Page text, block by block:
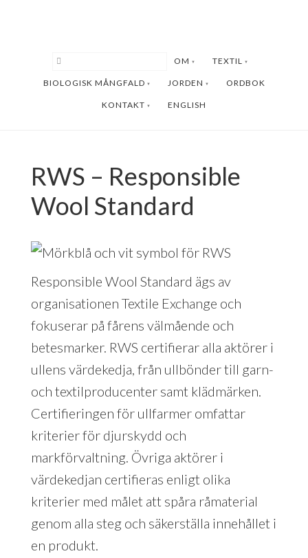
huvudinnehåll
OM TEXTIL
BIOLOGISK MÅNGFALD JORDEN ORDBOK
KONTAKT ENGLISH
RWS – Responsible
Wool Standard
Responsible Wool Standard ägs av
organisationen Textile Exchange och
fokuserar på fårens välmående och
betesmarker. RWS certifierar alla aktörer i
ullens värdekedja, från ullbönder till garn-
och textilproducenter samt klädmärken.
Certifieringen för ullfarmer omfattar
kriterier för djurskydd och
markförvaltning. Övriga aktörer i
värdekedjan certifieras enligt olika
kriterier med målet att spåra råmaterial
genom alla steg och säkerställa innehållet i
en produkt.